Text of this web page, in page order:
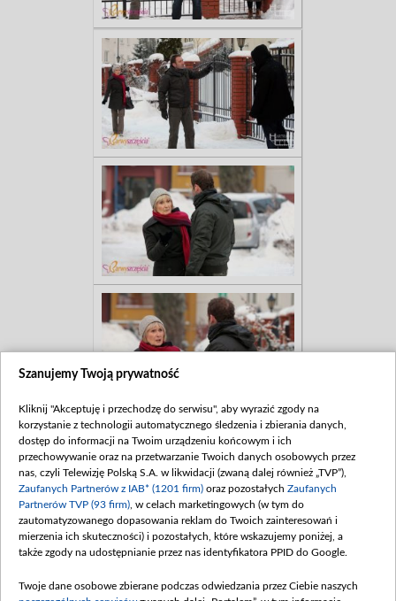
Szanujemy Twoją prywatność
Kliknij "Akceptuję i przechodzę do serwisu", aby wyrazić zgody na
korzystanie z technologii automatycznego śledzenia i zbierania danych,
dostęp do informacji na Twoim urządzeniu końcowym i ich
przechowywanie oraz na przetwarzanie Twoich danych osobowych przez
nas, czyli Telewizję Polską S.A. w likwidacji (zwaną dalej również „TVP”),
Zaufanych Partnerów z IAB* (1201 firm) oraz pozostałych Zaufanych
Partnerów TVP (93 firm) , w celach marketingowych (w tym do
zautomatyzowanego dopasowania reklam do Twoich zainteresowań i
mierzenia ich skuteczności) i pozostałych, które wskazujemy poniżej, a
także zgody na udostępnianie przez nas identyfikatora PPID do Google.
Twoje dane osobowe zbierane podczas odwiedzania przez Ciebie naszych